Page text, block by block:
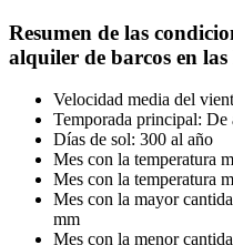
Resumen de las
alquiler de barcos en las
Velocidad media del
Temporada principal: De
Días de sol: 300 al año
Mes con la temperatura
Mes con la temperatura
Mes con la mayor
mm
Mes con la menor